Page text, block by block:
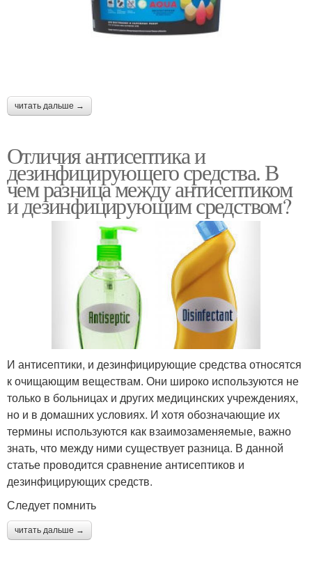
читать дальше →
Отличия антисептика и
дезинфицирующего средства. В
чем разница между антисептиком
и дезинфицирующим средством?
И антисептики, и дезинфицирующие средства относятся
к очищающим веществам. Они широко используются не
только в больницах и других медицинских учреждениях,
но и в домашних условиях. И хотя обозначающие их
термины используются как взаимозаменяемые, важно
знать, что между ними существует разница. В данной
статье проводится сравнение антисептиков и
дезинфицирующих средств.
Следует помнить
читать дальше →